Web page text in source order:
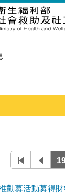
勸募活動募得